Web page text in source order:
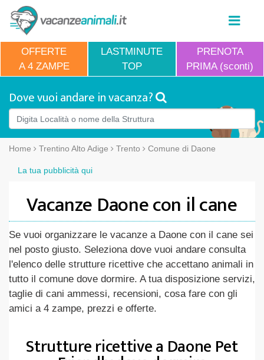
OFFERTE
A 4 ZAMPE
LASTMINUTE
TOP
PRENOTA
PRIMA (sconti)
Dove vuoi andare in vacanza?
Home Trentino Alto Adige Trento Comune di Daone
La tua pubblicità qui
Vacanze Daone con il cane
Se vuoi organizzare le vacanze a Daone con il cane sei
nel posto giusto. Seleziona dove vuoi andare consulta
l'elenco delle strutture ricettive che accettano animali in
tutto il comune dove dormire. A tua disposizione servizi,
taglie di cani ammessi, recensioni, cosa fare con gli
amici a 4 zampe, prezzi e offerte.
Strutture ricettive a Daone Pet